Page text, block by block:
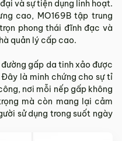
và sự tiện dụng linh hoạt.
cao, MO169B tập trung
phong thái đĩnh đạc và
quản lý cấp cao.
gấp da tinh xảo được
là minh chứng cho sự tỉ
nơi mỗi nếp gấp không
mà còn mang lại cảm
sử dụng trong suốt ngày
vận chuyển (rách, xước,
ban đầu, chưa qua sử
hàng do MyChair cung
mua.
sản phẩm mà chúng tôi
hàng không chọn được
khách sẽ được hoàn tiền
hoặc Quý khách tiến hành